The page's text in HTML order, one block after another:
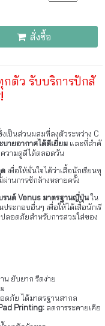
สั่งซื้อ
กตัว รับบริการปักสั
งเป็นส่วนผสมที่ลงตัวระหว่าง C
บายอากาศได้ดีเยี่ยม และที่สำคั
ความดูดีได้ตลอดวัน
เพื่อให้มั่นใจได้ว่าเสื้อนักเรียนทุ
านการซักล้างหลายครั้ง
รนด์ Venus มาตรฐานญี่ปุ่นใน
ระกอบอื่นๆ เพื่อให้ได้เสื้อนักเรี
ลอดภัยสำหรับการสวมใส่ของ
ยับยาก รีดง่าย
ภัย ได้มาตรฐานสากล
Printing:ลดการระคายเคือ